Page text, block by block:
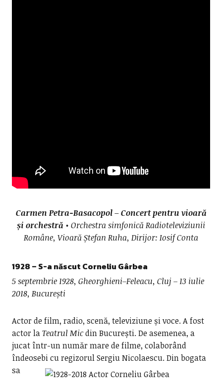
Carmen Petra-Basacopol – Concert pentru vioară
și orchestră • Orchestra simfonică Radioteleviziunii
Române, Vioară Ștefan Ruha, Dirijor: Iosif Conta
1928 – S-a născut Corneliu Gârbea
5 septembrie 1928, Gheorghieni–Feleacu, Cluj – 13 iulie
2018, București
Actor de film, radio, scenă, televiziune și voce. A fost
actor laTeatrul Micdin București. De asemenea, a
jucat într-un număr mare de filme, colaborând
îndeosebi cu regizorul Sergiu Nicolaescu.Din bogata
sa